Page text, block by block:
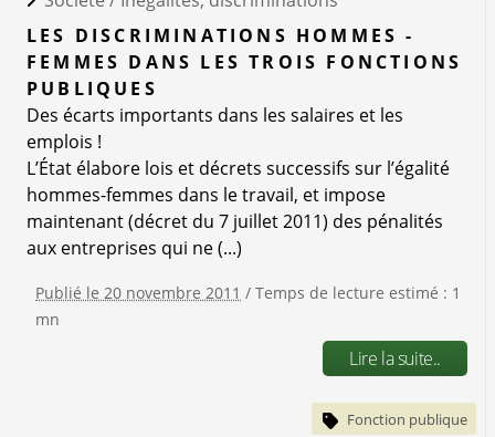
LES DISCRIMINATIONS HOMMES -
FEMMES DANS LES TROIS FONCTIONS
PUBLIQUES
Des écarts importants dans les salaires et les
emplois !
L’État élabore lois et décrets successifs sur l’égalité
hommes-femmes dans le travail, et impose
maintenant (décret du 7 juillet 2011) des pénalités
aux entreprises qui ne (...)
Publié le 20 novembre 2011 / Temps de lecture estimé : 1
mn
Lire la suite..
Fonction publique